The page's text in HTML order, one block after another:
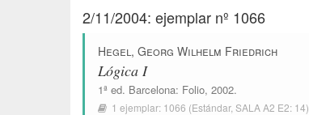
2/11/2004: ejemplar nº 1066
Hegel, Georg Wilhelm Friedrich
Lógica I
1ª ed. Barcelona: Folio, 2002.
1 ejemplar: 1066 (Estándar, SALA A2 E2: 14).